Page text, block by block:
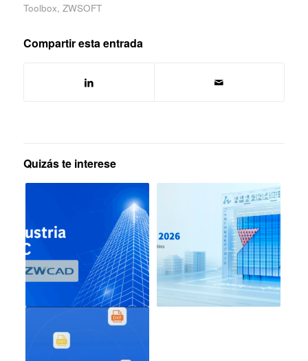
Toolbox, ZWSOFT
Compartir esta entrada
Quizás te interese